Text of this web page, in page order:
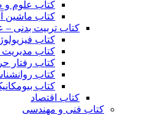
کتاب علوم و
کتاب ماشین
کتاب تربیت بدنی
کتاب
کتاب
کتاب رفتار
کتاب
کتاب
کتاب اقتصاد
کتاب فنی و مهندسی